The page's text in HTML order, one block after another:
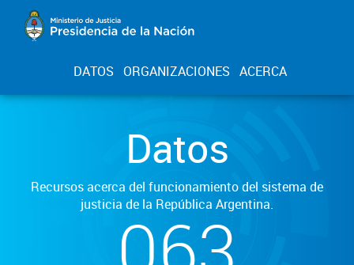
DATOS ORGANIZACIONES ACERCA
Datos
Recursos acerca del funcionamiento del sistema de
justicia de la República Argentina.